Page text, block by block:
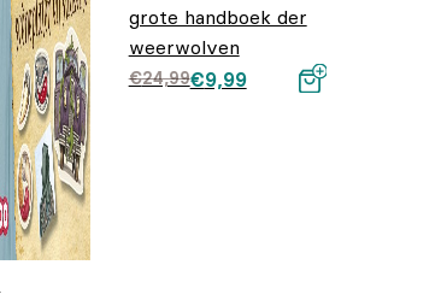
grote handboek der
weerwolven
€24,99
Oorspronkelijke
€9,99
Huidige prijs is: